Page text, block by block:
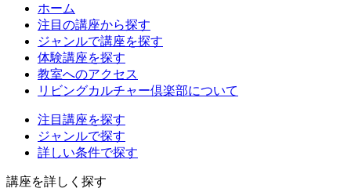
ホーム
注目の講座から探す
ジャンルで講座を探す
体験講座を探す
教室へのアクセス
リビングカルチャー倶楽部について
注目講座を探す
ジャンルで探す
詳しい条件で探す
講座を詳しく探す